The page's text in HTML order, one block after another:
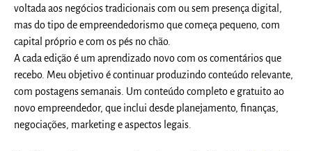
voltada aos negócios tradicionais com ou sem presença digital,
mas do tipo de empreendedorismo que começa pequeno, com
capital próprio e com os pés no chão.
A cada edição é um aprendizado novo com os comentários que
recebo. Meu objetivo é continuar produzindo conteúdo relevante,
com postagens semanais. Um conteúdo completo e gratuito ao
novo empreendedor, que inclui desde planejamento, finanças,
negociações, marketing e aspectos legais.